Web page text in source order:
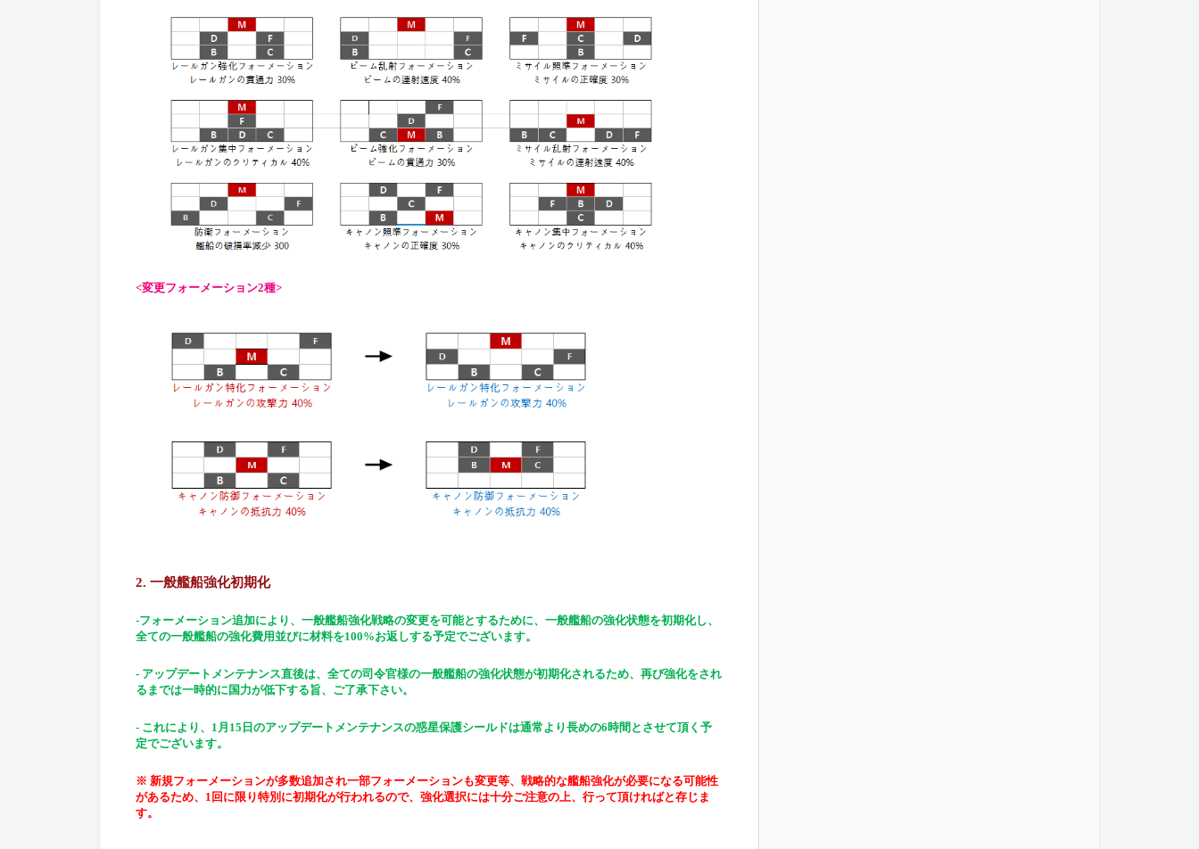
<変更フォーメーション2種>
2. 一般艦船強化初期化
-フォーメーション追加により、一般艦船強化戦略の変更を可能とするために、一般艦船の強化状態を初期化し、
全ての一般艦船の強化費用並びに材料を100%お返しする予定でございます。
- アップデー トメンテナンス直後は、全ての司令官様の一般艦船の強化状態が初期化されるため、再び強化をされ
るまでは一時的に国 力が低下する旨、ご了承下さい。
- これにより、1月15日のアップデー トメンテナンスの惑星保護シールドは通常より長めの6時間とさせて頂く予
定でございます。
※ 新規フォーメーションが多数追加され一部フォーメーションも変更等、戦略的な艦船強化が必要になる可能性
があるため、 1回に限り特別に初期化が行われるので、強化選択には十分ご注意の上、行って頂ければと存じま
す。